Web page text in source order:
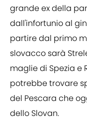
grande ex della
dall'infortunio al
partire dal primo
slovacco sarà
maglie di Spezia e
potrebbe trovare
del Pescara che
dello Slovan.